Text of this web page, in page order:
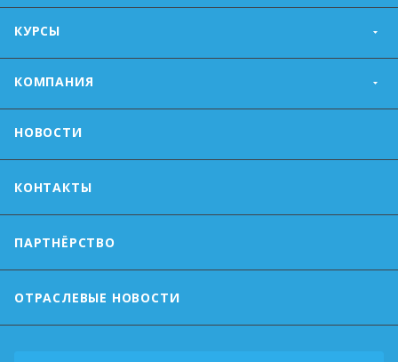
КУРСЫ
КОМПАНИЯ
НОВОСТИ
КОНТАКТЫ
ПАРТНЁРСТВО
ОТРАСЛЕВЫЕ НОВОСТИ